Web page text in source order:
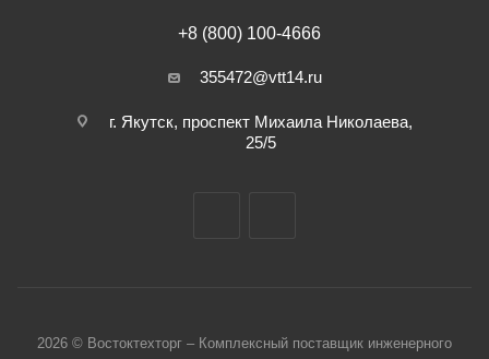
+8 (800) 100-4666
355472@vtt14.ru
г. Якутск, проспект Михаила Николаева,
25/5
2026 © Востоктехторг – Комплексный поставщик инженерного